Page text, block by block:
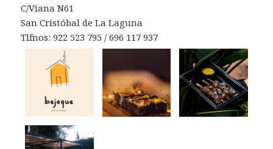
C/Viana N61
San Cristóbal de La Laguna
Tlfnos: 922 523 795 / 696 117 937